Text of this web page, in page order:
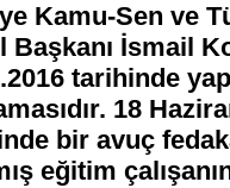
Kamu-Sen ve
Başkanı İsmail
tarihinde
18
bir avuç
eğitim